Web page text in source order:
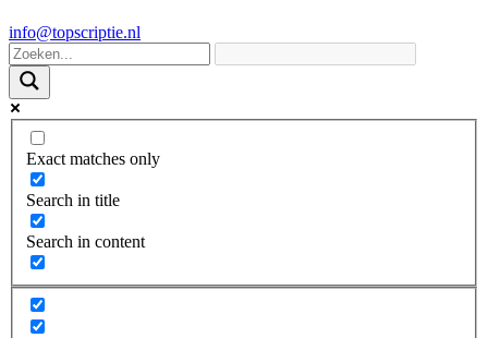
info@topscriptie.nl
Exact matches only
Search in title
Search in content